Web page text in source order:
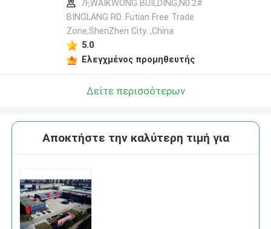
κατασκευαστή
7F,WAIKWONG BUILDING,N0.2#
BINGLANG RD. Futian Free Trade
Zone,ShenZhen City. ,China
5.0
Ελεγχμένος προμηθευτής
Δείτε περισσότερων
Αποκτήστε την καλύτερη τιμή για